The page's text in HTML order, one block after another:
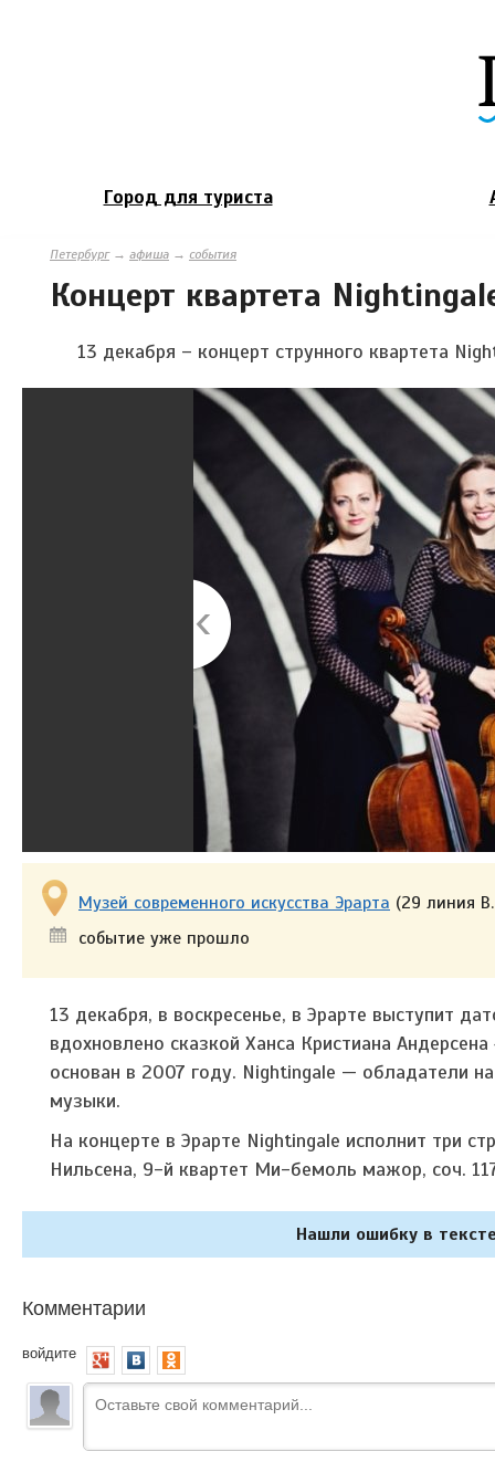
Город для туриста
Петербург→ афиша → события
Концерт квартета
13 декабря – концерт струнного квартета
Музей современного искусства Эрарта (29 линия
событие уже прошло
13 декабря, в воскресенье, в Эрарте выступит
вдохновлено сказкой Ханса Кристиана
основан в 2007 году. Nightingale — обладатели
музыки.
На концерте в Эрарте Nightingale исполнит три
Нильсена, 9-й квартет Ми-бемоль мажор, соч.
Нашли ошибку в
Комментарии
войдите